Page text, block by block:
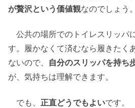
が贅沢という価値観なのでしょう。
公共の場所でのトイレスリッパ
す。履かなくて済むなら履きたく
ないので、 自分のスリッパを持ち
が、気持ちは理解できます。
でも、 正直どうでもよいです。